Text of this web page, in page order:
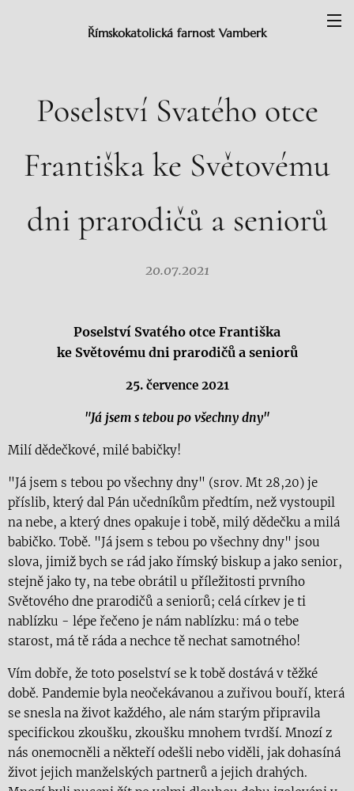
Římskokatolická farnost Vamberk
Poselství Svatého otce
Františka ke Světovému
dni prarodičů a seniorů
20.07.2021
Poselství Svatého otce Františka
ke Světovému dni prarodičů a seniorů
25. července 2021
"Já jsem s tebou po všechny dny"
Milí dědečkové, milé babičky!
"Já jsem s tebou po všechny dny" (srov. Mt 28,20) je
příslib, který dal Pán učedníkům předtím, než vystoupil
na nebe, a který dnes opakuje i tobě, milý dědečku a milá
babičko. Tobě. "Já jsem s tebou po všechny dny" jsou
slova, jimiž bych se rád jako římský biskup a jako senior,
stejně jako ty, na tebe obrátil u příležitosti prvního
Světového dne prarodičů a seniorů; celá církev je ti
nablízku - lépe řečeno je nám nablízku: má o tebe
starost, má tě ráda a nechce tě nechat samotného!
Vím dobře, že toto poselství se k tobě dostává v těžké
době. Pandemie byla neočekávanou a zuřivou bouří, která
se snesla na život každého, ale nám starým připravila
specifickou zkoušku, zkoušku mnohem tvrdší. Mnozí z
nás onemocněli a někteří odešli nebo viděli, jak dohasíná
život jejich manželských partnerů a jejich drahých.